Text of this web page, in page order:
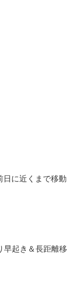
日に近くまで移動
早起き＆長距離移